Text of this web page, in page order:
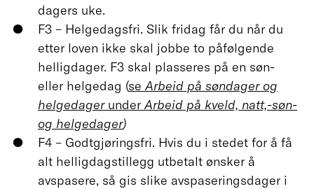
dagers uke.
F3 – Helgedagsfri. Slik fridag får du når du
etter loven ikke skal jobbe to påfølgende
helligdager. F3 skal plasseres på en søn-
eller helgedag (seArbeid på søndager og
helgedagerunderArbeid på kveld, natt,-søn-
og helgedager)
F4 – Godtgjøringsfri. Hvis du i stedet for å få
alt helligdagstillegg utbetalt ønsker å
avspasere, så gis slike avspaseringsdager i